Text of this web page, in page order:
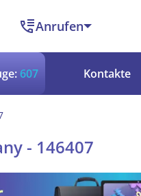
Anrufen
607 Kontakte
- 146407